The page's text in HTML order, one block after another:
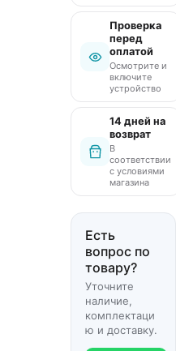
Проверка
перед
оплатой
Осмотрите и
включите
устройство
14 дней на
возврат
В
соответствии
с условиями
магазина
Есть
вопрос по
товару?
Уточните
наличие,
комплектаци
ю и доставку.